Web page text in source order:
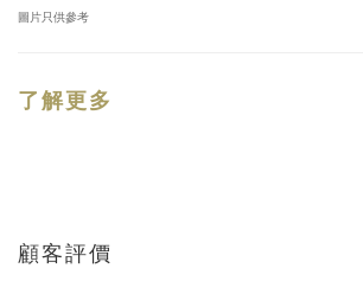
圖片只供參考
了解更多
顧客評價